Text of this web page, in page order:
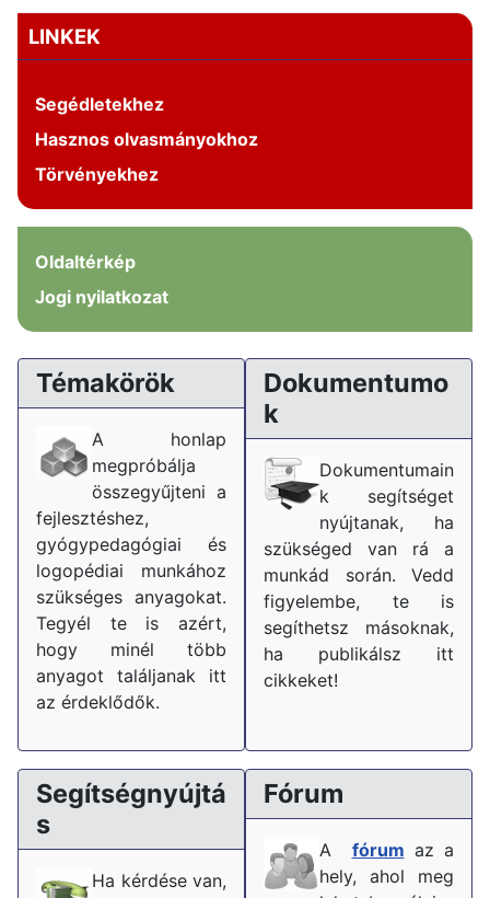
LINKEK
Segédletekhez
Hasznos olvasmányokhoz
Törvényekhez
Oldaltérkép
Jogi nyilatkozat
Témakörök
A honlap
megpróbálja
összegyűjteni a
fejlesztéshez,
gyógypedagógiai és
logopédiai munkához
szükséges anyagokat.
Tegyél te is azért,
hogy minél több
anyagot találjanak itt
az érdeklődők.
Dokumentumo
k
Dokumentumain
k segítséget
nyújtanak, ha
szükséged van rá a
munkád során. Vedd
figyelembe, te is
segíthetsz másoknak,
ha publikálsz itt
cikkeket!
Segítségnyújtá
s
Ha kérdése van,
Fórum
A fórum az a
hely, ahol meg